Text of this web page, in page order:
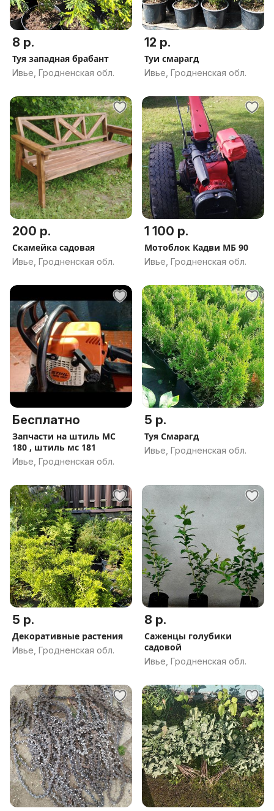
8 р.
Туя западная брабант
Ивье, Гродненская обл.
12 р.
Туи смарагд
Ивье, Гродненская обл.
200 р.
Скамейка садовая
Ивье, Гродненская обл.
1 100 р.
Мотоблок Кадви МБ 90
Ивье, Гродненская обл.
Бесплатно
Запчасти на штиль МС
180 , штиль мс 181
Ивье, Гродненская обл.
5 р.
Туя Смарагд
Ивье, Гродненская обл.
5 р.
Декоративные растения
Ивье, Гродненская обл.
8 р.
Саженцы голубики
садовой
Ивье, Гродненская обл.